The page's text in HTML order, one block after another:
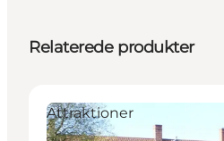
Relaterede produkter
Attraktioner